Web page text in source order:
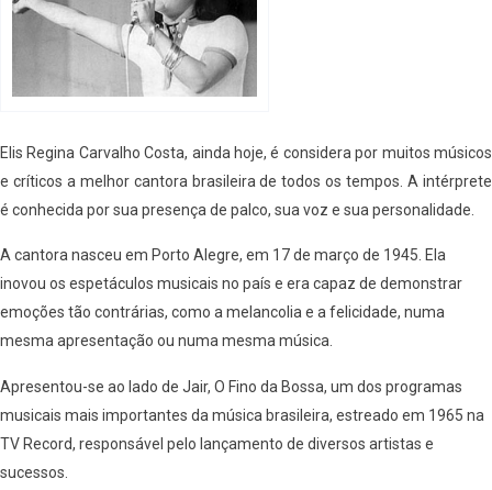
Elis Regina Carvalho Costa, ainda hoje, é considera por muitos músicos
e críticos a melhor cantora brasileira de todos os tempos. A intérprete
é conhecida por sua presença de palco, sua voz e sua personalidade.
A cantora nasceu em Porto Alegre, em 17 de março de 1945. Ela
inovou os espetáculos musicais no país e era capaz de demonstrar
emoções tão contrárias, como a melancolia e a felicidade, numa
mesma apresentação ou numa mesma música.
Apresentou-se ao lado de Jair, O Fino da Bossa, um dos programas
musicais mais importantes da música brasileira, estreado em 1965 na
TV Record, responsável pelo lançamento de diversos artistas e
sucessos.